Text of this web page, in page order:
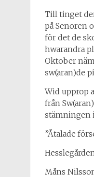
Till tinget
på Senoren
för det de
hwarandra
Oktober
sw(aran)de
Wid upprop
från
stämningen
”Åtalade
Måns